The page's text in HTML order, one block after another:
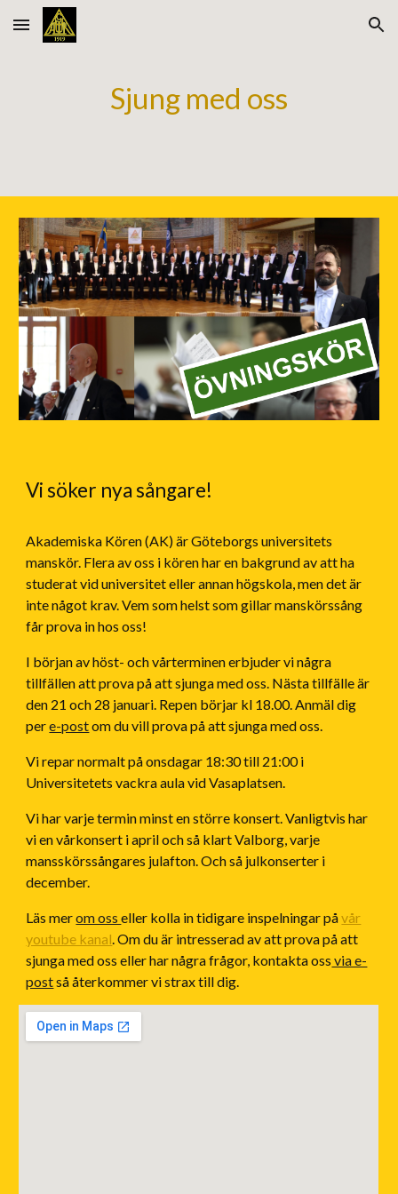
Skip to main content Skip to navigation
Sjung med oss
Vi söker nya sångare!
Akademiska Kören (AK) är Göteborgs universitets
manskör. Flera av oss i kören har en bakgrund av att ha
studerat vid universitet eller annan högskola, men det är
inte något krav. Vem som helst som gillar manskörssång
får prova in hos oss!
I början av höst- och vårterminen erbjuder vi några
tillfällen att prova på att sjunga med oss. Nästa tillfälle är
den 21 och 28 januari. Repen börjar kl 18.00. Anmäl dig
pere-postom du vill prova på att sjunga med oss.
Vi repar normalt på onsdagar 18:30 till 21:00 i
Universitetets vackra aula vid Vasaplatsen.
Vi har varje termin minst en större konsert. Vanligtvis har
vi en vårkonsert i april och så klart Valborg, varje
mansskörssångares julafton. Och så julkonserter i
december.
Läs merom osseller kolla in tidigare inspelningar påvår
youtube kanal . Om du är intresserad av att prova på att
sjunga med oss eller har några frågor, kontakta oss via e-
postså återkommer vi strax till dig.